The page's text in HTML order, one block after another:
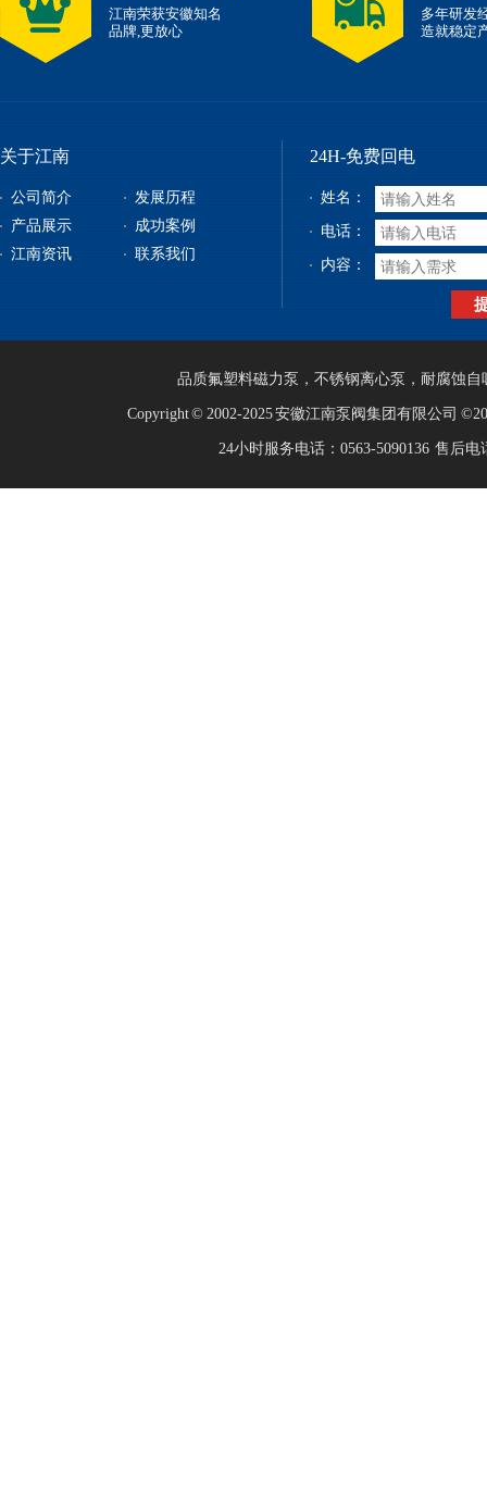
江南荣获安徽知名
品牌,更放心
多年研发
造就稳定
关于江南
公司简介
发展历程
产品展示
成功案例
江南资讯
联系我们
24H-免费回电
姓名：
电话：
内容：
品质氟塑料磁力泵 ， 不锈钢离心泵 ， 耐腐蚀自
Copyright © 2002-2025 安徽江南泵阀集团有限公司
24小时服务电话：0563-5090136 售后